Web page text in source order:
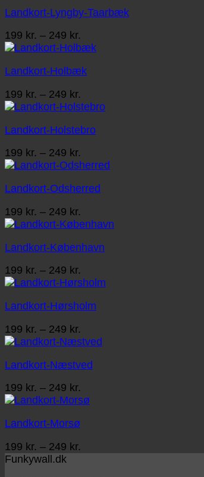
Landkort-Lyngby-Taarbæk
199 kr. – 249 kr.
199 kr.
249 kr.
Landkort-Holbæk
199 kr. – 249 kr.
199 kr.
249 kr.
Landkort-Holstebro
199 kr. – 249 kr.
199 kr.
249 kr.
Landkort-Odsherred
199 kr. – 249 kr.
199 kr.
249 kr.
Landkort-København
199 kr. – 249 kr.
199 kr.
249 kr.
Landkort-Hørsholm
199 kr. – 249 kr.
199 kr.
249 kr.
Landkort-Næstved
199 kr. – 249 kr.
199 kr.
Landkort-Morsø
199 kr. – 249 kr.
Funkywall.dk